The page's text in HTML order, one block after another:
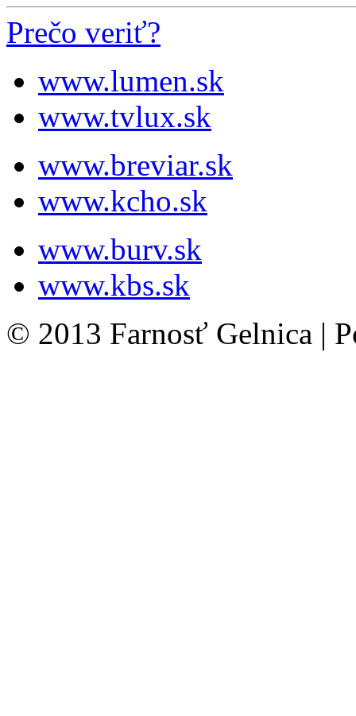
Prečo veriť?
www.lumen.sk
www.tvlux.sk
www.breviar.sk
www.kcho.sk
www.burv.sk
www.kbs.sk
© 2013 Farnosť Gelnica |